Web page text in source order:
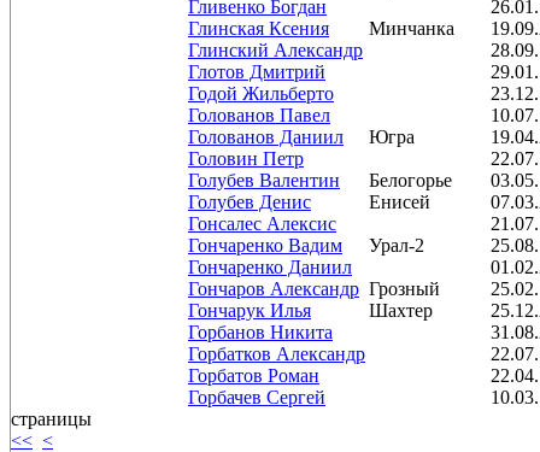
Гливенко Богдан
Глинская Ксения
Минчанка
Глинский Александр
Глотов Дмитрий
Годой Жильберто
Голованов Павел
Голованов Даниил
Югра
Головин Петр
Голубев Валентин
Белогорье
Голубев Денис
Енисей
Гонсалес Алексис
Гончаренко Вадим
Урал-2
Гончаренко Даниил
Гончаров Александр Грозный
Гончарук Илья
Шахтер
Горбанов Никита
Горбатков Александр
Горбатов Роман
Горбачев Сергей
страницы
<< <